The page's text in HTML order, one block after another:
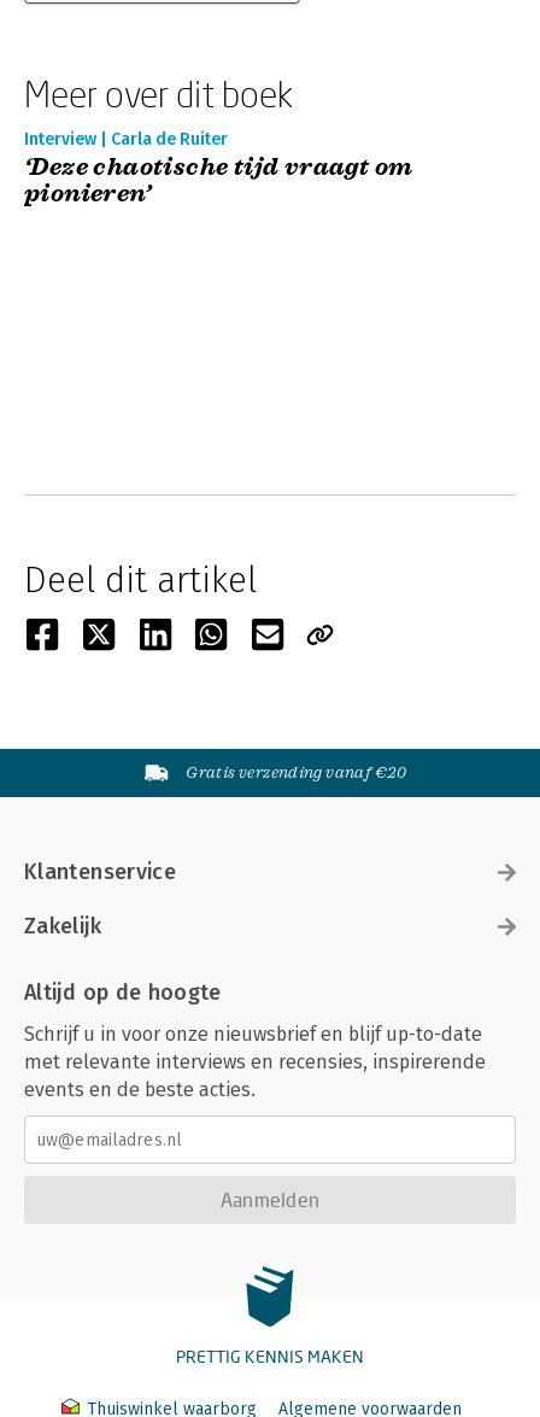
Meer over dit boek
Interview | Carla de Ruiter
‘Deze chaotische tijd vraagt om
pionieren’
Deel dit artikel
Gratis verzending vanaf €20
Klantenservice
Zakelijk
Altijd op de hoogte
Schrijf u in voor onze nieuwsbrief en blijf up-to-date
met relevante interviews en recensies, inspirerende
events en de beste acties.
Aanmelden
PRETTIG KENNIS MAKEN
Thuiswinkel waarborg Algemene voorwaarden